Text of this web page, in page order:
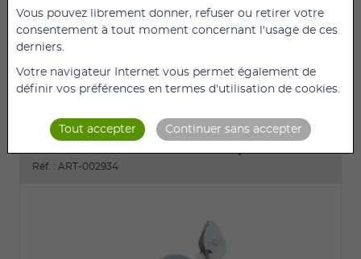
produit liquide médicamenteux en un nuage de
fines gouttelettes pour le traitement des maladies
respiratoires telle que l’asthme, bronchiolite, (...)
DÉTAILS AJOUTER
Réf. : ART-002934
Vous pouvez librement donner, refuser ou retirer votre
consentement à tout moment concernant l'usage de ces
derniers.
Votre navigateur Internet vous permet également de
définir vos préférences en termes d'utilisation de cookies.
Tout accepter Continuer sans accepter